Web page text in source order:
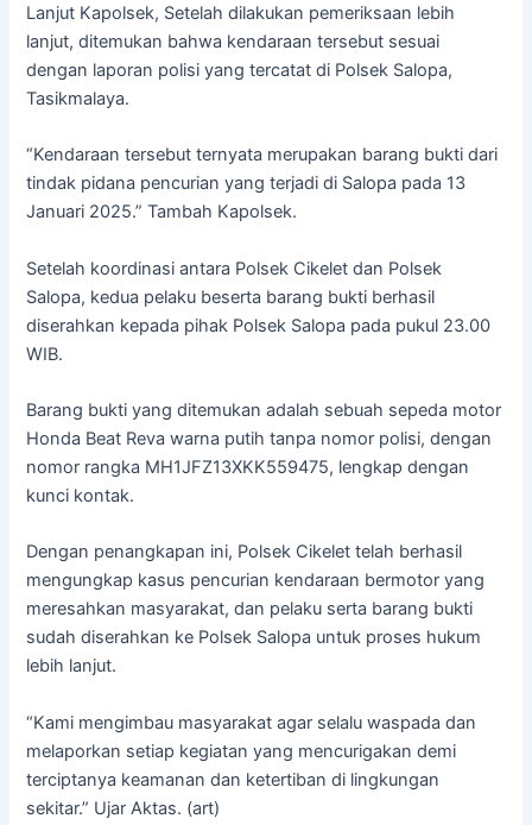
Lanjut Kapolsek, Setelah dilakukan pemeriksaan lebih
lanjut, ditemukan bahwa kendaraan tersebut sesuai
dengan laporan polisi yang tercatat di Polsek Salopa,
Tasikmalaya.
“Kendaraan tersebut ternyata merupakan barang bukti dari
tindak pidana pencurian yang terjadi di Salopa pada 13
Januari 2025.” Tambah Kapolsek.
Setelah koordinasi antara Polsek Cikelet dan Polsek
Salopa, kedua pelaku beserta barang bukti berhasil
diserahkan kepada pihak Polsek Salopa pada pukul 23.00
WIB.
Barang bukti yang ditemukan adalah sebuah sepeda motor
Honda Beat Reva warna putih tanpa nomor polisi, dengan
nomor rangka MH1JFZ13XKK559475, lengkap dengan
kunci kontak.
Dengan penangkapan ini, Polsek Cikelet telah berhasil
mengungkap kasus pencurian kendaraan bermotor yang
meresahkan masyarakat, dan pelaku serta barang bukti
sudah diserahkan ke Polsek Salopa untuk proses hukum
lebih lanjut.
“Kami mengimbau masyarakat agar selalu waspada dan
melaporkan setiap kegiatan yang mencurigakan demi
terciptanya keamanan dan ketertiban di lingkungan
sekitar.” Ujar Aktas. (art)